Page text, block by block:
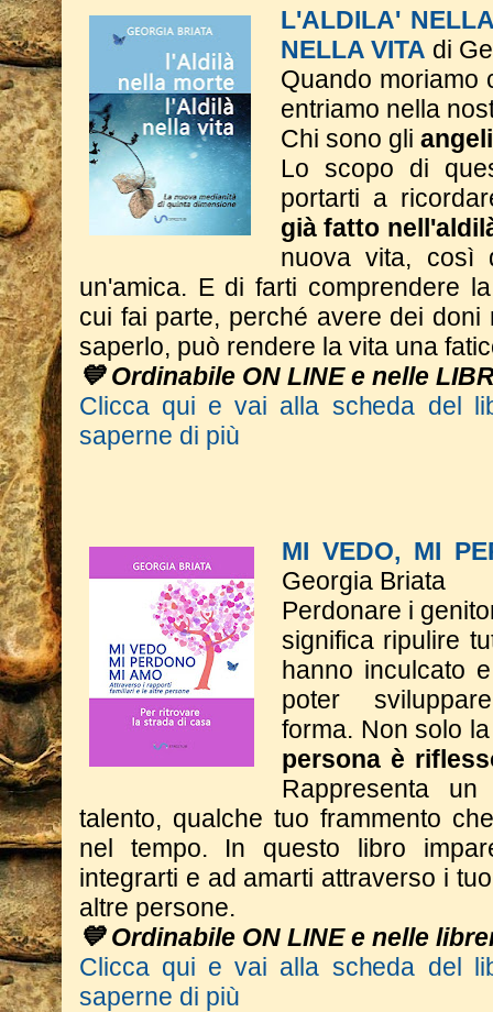
L'ALDILA'
NELLA VITA di
Quando moriamo
entriamo nella
Chi sono gli angeli
Lo scopo di
portarti a
già fatto
nuova vita, così
un'amica. E di farti comprendere
cui fai parte, perché avere dei doni
saperlo, può rendere la vita una
💙 Ordinabile ON LINE e nelle
Clicca qui e vai alla scheda del
saperne di più
MI VEDO, MI
Georgia Briata
Perdonare i
significa ripulire
hanno inculcato
poter
forma. Non solo
persona è
Rappresenta
talento, qualche tuo frammento
nel tempo.
In questo libro
integrarti e ad amarti attraverso i
altre persone.
💙 Ordinabile ON LINE e nelle
Clicca qui e vai alla scheda del
saperne di più